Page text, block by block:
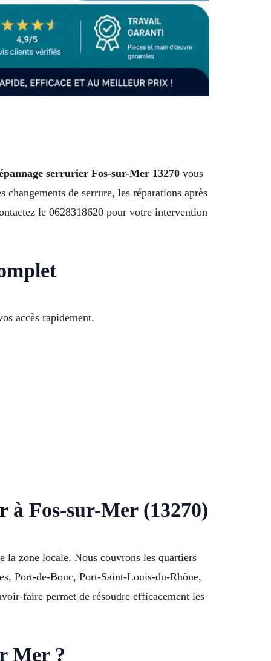
serrurier Fos-sur-Mer 13270 vous
de serrure, les réparations après
le 0628318620 pour votre intervention
accès rapidement.
à Fos-sur-Mer (13270)
la zone locale. Nous couvrons les quartiers
Port-de-Bouc, Port-Saint-Louis-du-Rhône,
faire permet de résoudre efficacement les
Mer ?